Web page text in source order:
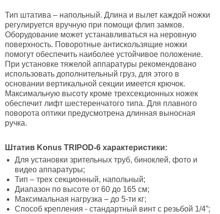
Тип штатива – напольный. Длина и вылет каждой ножки
регулируется вручную при помощи флип замков.
Оборудование может устанавливаться на неровную
поверхность. Поворотные антискользящие ножки
помогут обеспечить наиболее устойчивое положение.
При установке тяжелой аппаратуры рекомендовано
использовать дополнительный груз, для этого в
основании вертикальной секции имеется крючок.
Максимальную высоту кроме трехсекционных ножек
обеспечит лифт шестеренчатого типа. Для плавного
поворота оптики предусмотрена длинная выносная
ручка.
Штатив Konus TRIPOD-6 характеристики:
Для установки зрительных труб, биноклей, фото и
видео аппаратуры;
Тип – трех секционный, напольный;
Диапазон по высоте от 60 до 165 см;
Максимальная нагрузка – до 5-ти кг;
Способ крепления - стандартный винт с резьбой 1/4”;